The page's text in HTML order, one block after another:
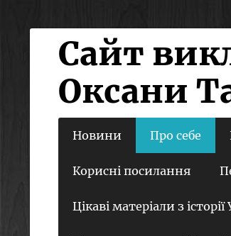
Сайт
Оксани
Новини Про себе
Корисні посилання
Цікаві матеріали з